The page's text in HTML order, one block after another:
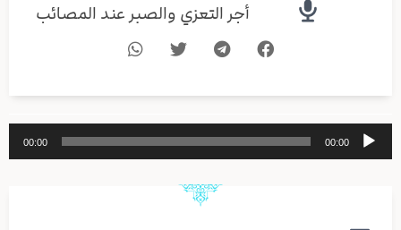
أجر التعزي والصبر عند المصائب
مشغل
الصوت
00:00
00:00